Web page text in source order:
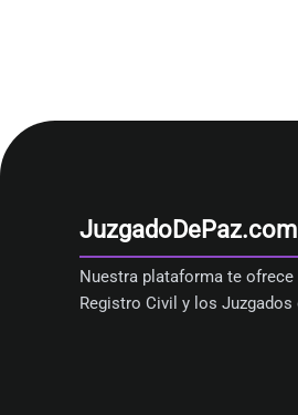
JuzgadoDePaz.com
Nuestra plataforma te
Registro Civil y los Juzgados